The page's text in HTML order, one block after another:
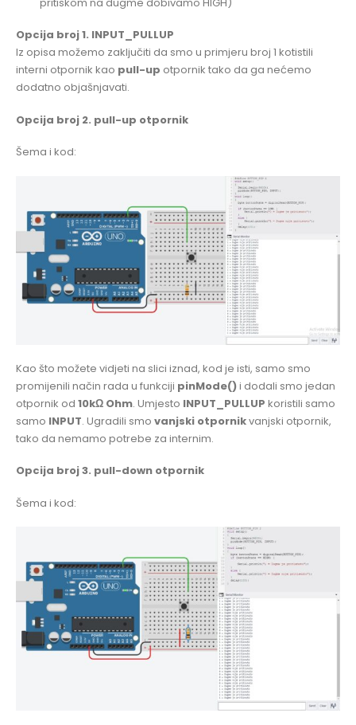
Opcija broj 1. INPUT_PULLUP
Iz opisa možemo zaključiti da smo u primjeru broj 1 kotistili
interni otpornik kao pull-up otpornik tako da ga nećemo
dodatno objašnjavati.
Opcija broj 2. pull-up otpornik
Šema i kod:
Kao što možete vidjeti na slici iznad, kod je isti, samo smo
promijenili način rada u funkciji pinMode()i dodali smo jedan
otpornik od 10kΩ Ohm. Umjesto INPUT_PULLUP koristili samo
samo INPUT. Ugradili smo vanjski otpornikvanjski otpornik,
tako da nemamo potrebe za internim.
Opcija broj 3. pull-down otpornik
Šema i kod: